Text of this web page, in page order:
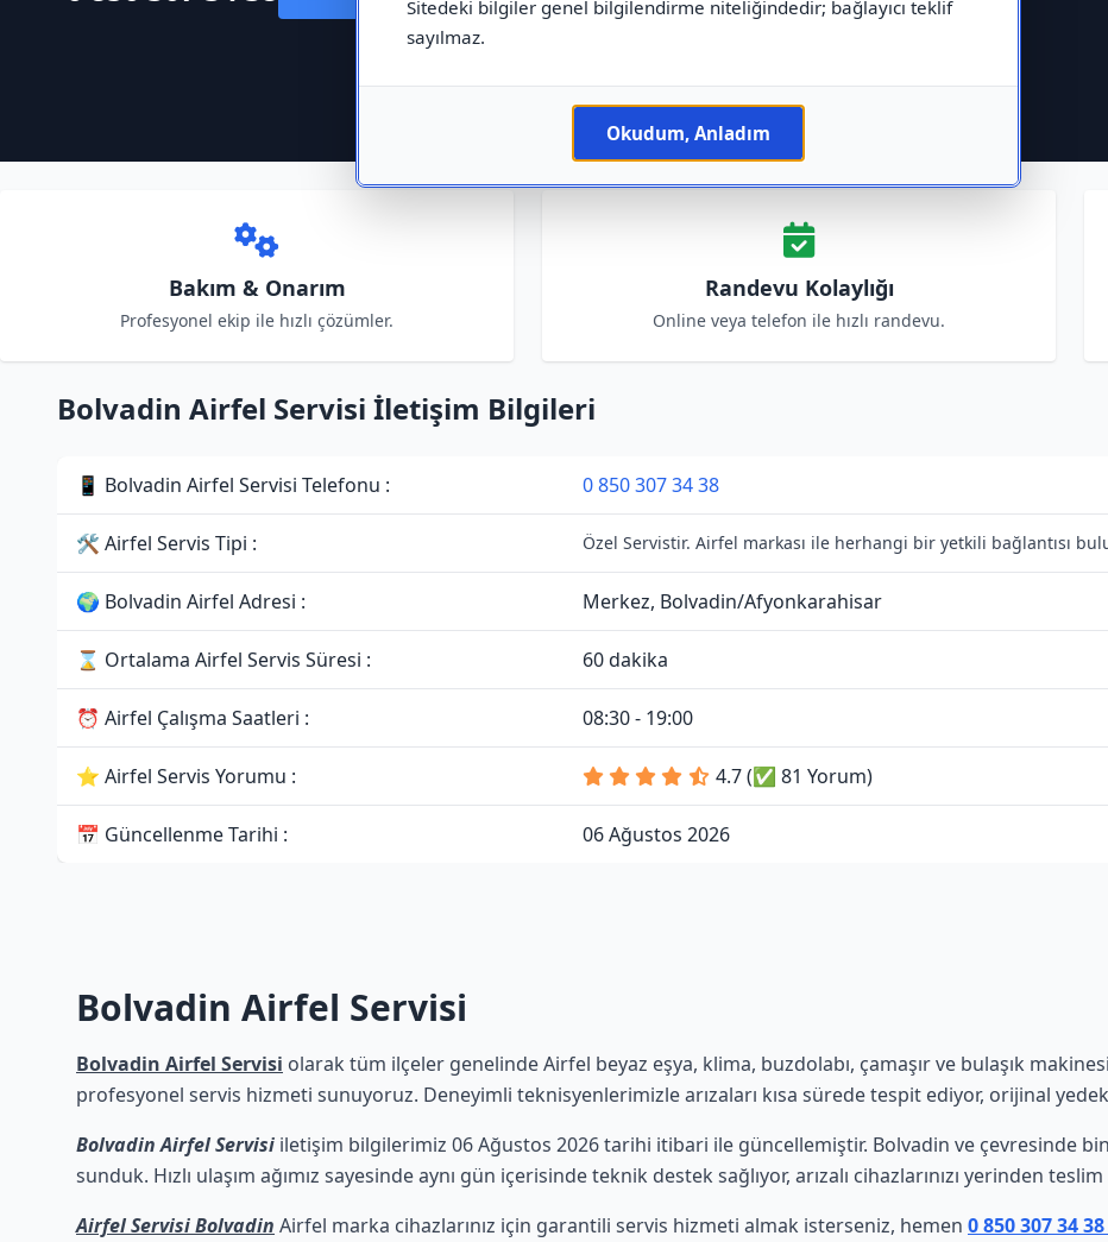
Sitedeki bilgiler genel bilgilendirme niteliğindedir; bağlayıcı teklif
sayılmaz.
Okudum, Anladım
Bakım & Onarım
Profesyonel ekip ile hızlı çözümler.
Randevu Kolaylığı
Online veya telefon ile hızlı randevu.
Bolvadin Airfel Servisi İletişim Bilgileri
📱 Bolvadin Airfel Servisi Telefonu : 0 850 307 34 38
🛠 Airfel Servis Tipi : Özel Servistir. Airfel markası ile herhangi bir yetkili bağlantısı
🌍 Bolvadin Airfel Adresi : Merkez, Bolvadin/Afyonkarahisar
⌛ Ortalama Airfel Servis Süresi : 60 dakika
⏰ Airfel Çalışma Saatleri : 08:30 - 19:00
⭐ Airfel Servis Yorumu : 4.7 (✅ 81 Yorum)
📅 Güncellenme Tarihi : 06 Ağustos 2026
Bolvadin Airfel Servisi
Bolvadin Airfel Servisi olarak tüm ilçeler genelinde Airfel beyaz eşya, klima, buzdolabı, çamaşır ve bulaşık
profesyonel servis hizmeti sunuyoruz. Deneyimli teknisyenlerimizle arızaları kısa sürede tespit ediyor, orijinal
Bolvadin Airfel Servisi iletişim bilgilerimiz 06 Ağustos 2026 tarihi itibari ile güncellemiştir. Bolvadin ve çevresinde
sunduk. Hızlı ulaşım ağımız sayesinde aynı gün içerisinde teknik destek sağlıyor, arızalı cihazlarınızı yerinden
Airfel Servisi Bolvadin Airfel marka cihazlarınız için garantili servis hizmeti almak isterseniz, hemen 0 850 307 34 38